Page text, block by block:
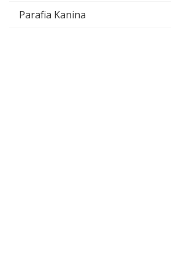
Parafia Kanina